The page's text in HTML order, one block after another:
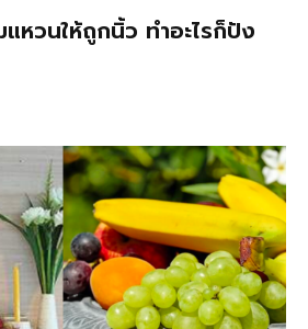
หวนให้ถูกนิ้ว ทำอะไรก็ปัง